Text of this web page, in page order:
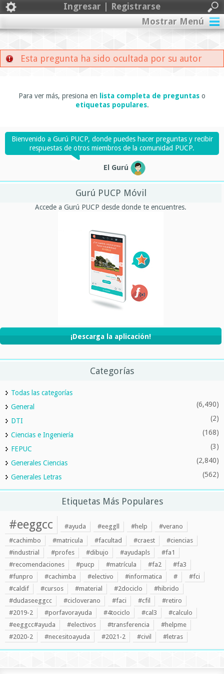
Ingresar | Registrarse
Mostrar Menú
Esta pregunta ha sido ocultada por su autor
Para ver más, presiona en lista completa de preguntas o
etiquetas populares.
Bienvenido a Gurú PUCP, donde puedes hacer preguntas y recibir
respuestas de otros miembros de la comunidad PUCP.
El Gurú
Gurú PUCP Móvil
Accede a Gurú PUCP desde donde te encuentres.
¡Descarga la aplicación!
Categorías
Todas las categorías
General
(6,490)
DTI (2)
Ciencias e Ingeniería (168)
FEPUC (3)
Generales Ciencias (2,840)
Generales Letras (562)
Etiquetas Más Populares
#eeggcc #ayuda #eeggll #help
#verano
#cachimbo
#matricula #facultad #craest
#ciencias
#industrial
#profes #dibujo #ayudapls
#fa1
#recomendaciones
#pucp #matrícula #fa2
#fa3
#funpro
#cachimba #electivo #informatica #
#fci
#caldif
#cursos #material #2dociclo
#hibrido
#dudaseeggcc
#cicloverano #faci #cfil
#retiro
#2019-2
#porfavorayuda #4tociclo #cal3
#calculo
#eeggcc#ayuda
#electivos #transferencia
#helpme
#2020-2
#necesitoayuda #2021-2 #civil #letras